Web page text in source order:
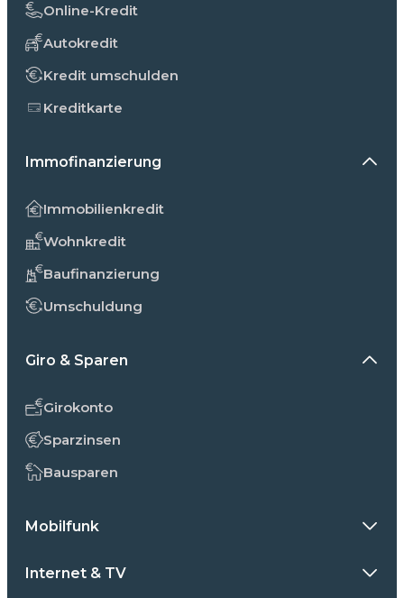
Online-Kredit
Autokredit
Kredit umschulden
Kreditkarte
Immofinanzierung
Immobilienkredit
Wohnkredit
Baufinanzierung
Umschuldung
Giro & Sparen
Girokonto
Sparzinsen
Bausparen
Mobilfunk
Internet & TV